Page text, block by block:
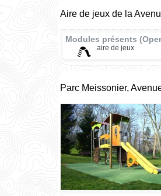
Aire de jeux de la
Modules présents
aire de jeux
Parc Meissonier,